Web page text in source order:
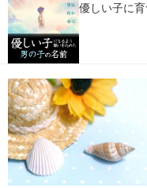
優しい子に